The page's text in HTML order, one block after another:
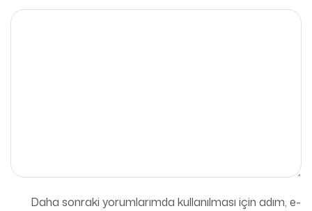
Daha sonraki yorumlarımda kullanılması için adım, e-